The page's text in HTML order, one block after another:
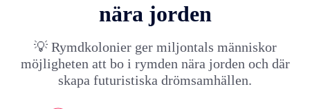
nära jorden
💡 Rymdkolonier ger miljontals människor
möjligheten att bo i rymden nära jorden och där
skapa futuristiska drömsamhällen.